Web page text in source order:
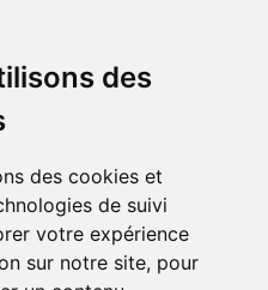
des
des cookies et
de suivi
votre expérience
sur notre site, pour
B2B
ORDERS
TOI